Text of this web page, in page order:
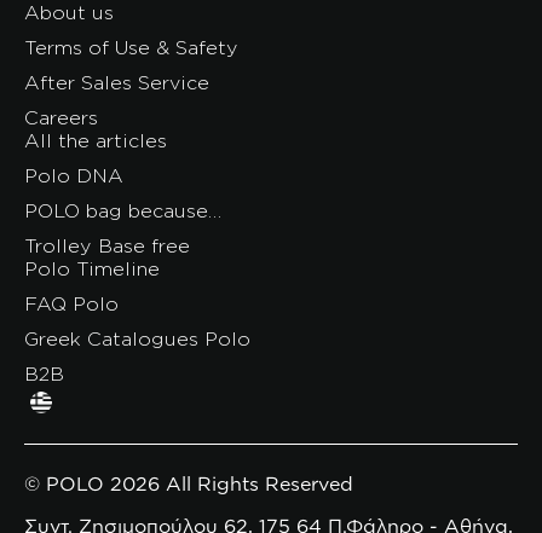
About us
Terms of Use & Safety
After Sales Service
Careers
All the articles
Polo DNA
POLO bag because…
Trolley Base free
Polo Timeline
FAQ Polo
Greek Catalogues Polo
B2B
© POLO 2026 All Rights Reserved
Συντ. Ζησιμοπούλου 62, 175 64 Π.Φάληρο - Αθήνα,